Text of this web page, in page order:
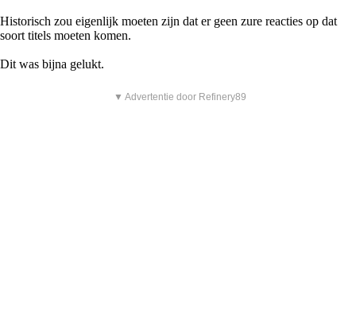
Historisch zou eigenlijk moeten zijn dat er geen zure reacties op dat
soort titels moeten komen.
Dit was bijna gelukt.
▼ Advertentie door Refinery89